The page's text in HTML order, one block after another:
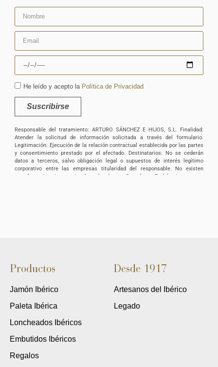
He leído y acepto la Política de Privacidad
Suscribirse
Responsable del tratamiento: ARTURO SÁNCHEZ E HIJOS, S.L. Finalidad:
Atender la solicitud de información solicitada a través del formulario.
Legitimación: Ejecución de la relación contractual establecida por las partes
y consentimiento prestado por el afectado. Destinatarios: No se cederán
datos a terceros, salvo obligación legal o supuestos de interés legítimo
corporativo entre las empresas titularidad del responsable. No existen
transferencias internacionales de datos. Derechos: Podrá ejercer sus
Productos
Jamón Ibérico
Paleta Ibérica
Loncheados Ibéricos
Embutidos Ibéricos
Regalos
Desde 1917
Artesanos del Ibérico
Legado